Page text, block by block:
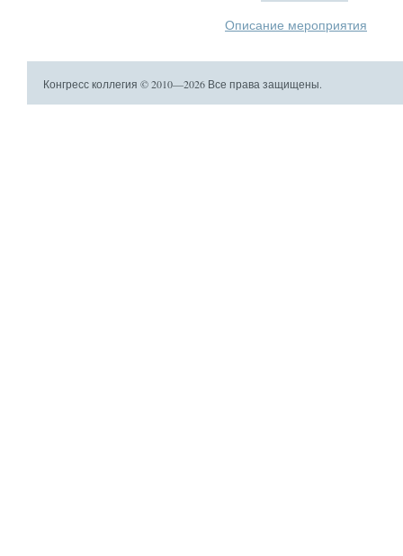
Описание мероприятия
Конгресс коллегия © 2010—2026 Все права защищены.